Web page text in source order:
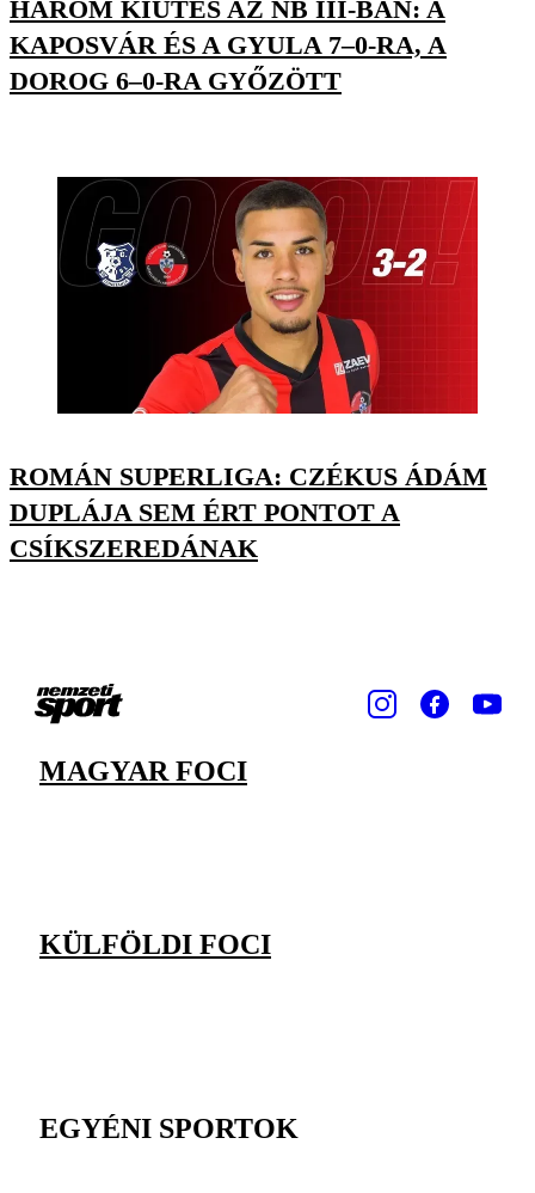
HÁROM KIÜTÉS AZ NB III-BAN: A
KAPOSVÁR ÉS A GYULA 7–0-RA, A
DOROG 6–0-RA GYŐZÖTT
ROMÁN SUPERLIGA: CZÉKUS ÁDÁM
DUPLÁJA SEM ÉRT PONTOT A
CSÍKSZEREDÁNAK
MAGYAR FOCI
KÜLFÖLDI FOCI
EGYÉNI SPORTOK